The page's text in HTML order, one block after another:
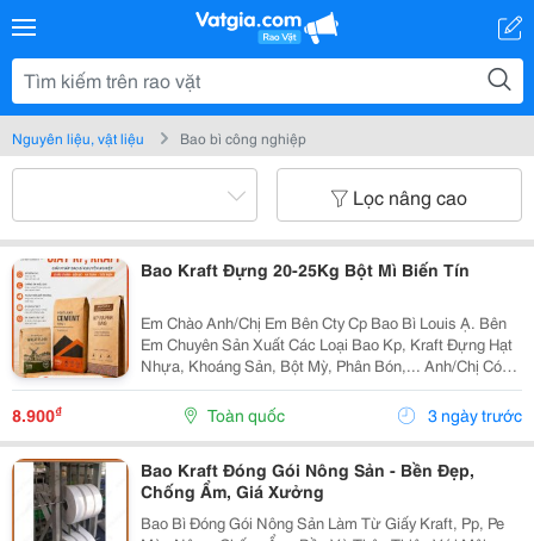
Nguyên liệu, vật liệu Bao bì công nghiệp
Lọc nâng cao
Bao Kraft Đựng 20-25Kg Bột Mì Biến Tín
Em Chào Anh/Chị Em Bên Cty Cp Bao Bì Louis Ạ. Bên
Em Chuyên Sản Xuất Các Loại Bao Kp, Kraft Đựng Hạt
Nhựa, Khoáng Sản, Bột Mỳ, Phân Bón,... Anh/Chị Có
Nhu Cầu Sử Dụng Bao Bì, Liên Hệ Em Nhé. Em Báo Giá
Tại Xưởng Ạ. Sđt/Zalo: 0354 000 197 Hoặc Email:...
8.900₫ Toàn quốc 3 ngày trước
Bao Kraft Đóng Gói Nông Sản - Bền Đẹp,
Chống Ẩm, Giá Xưởng
Bao Bì Đóng Gói Nông Sản Làm Từ Giấy Kraft, Pp, Pe